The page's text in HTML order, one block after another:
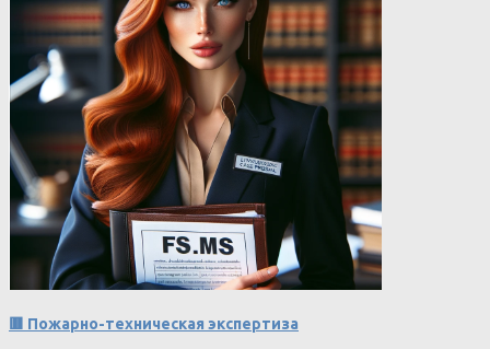
🟥 Пожарно-техническая экспертиза